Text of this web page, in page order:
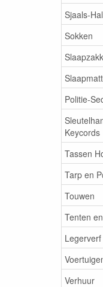
Sjaals-
Sokken
Politie-
Keycords
Tassen
Tarp en
Touwen
Tenten
Legerverf
Verhuur